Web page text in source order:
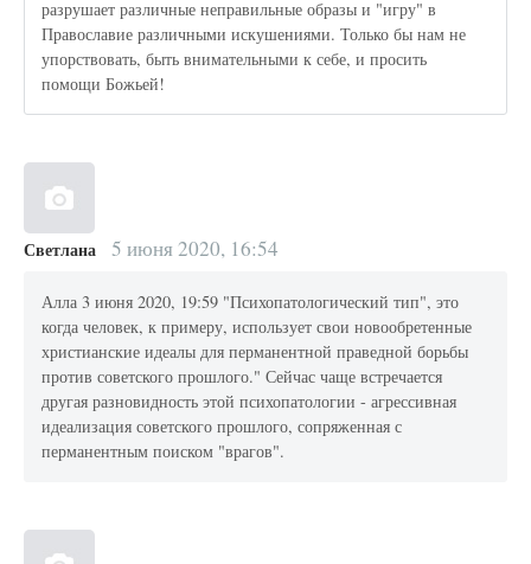
разрушает различные неправильные образы и "игру" в
Православие различными искушениями. Только бы нам не
упорствовать, быть внимательными к себе, и просить
помощи Божьей!
Светлана 5 июня 2020, 16:54
Алла 3 июня 2020, 19:59 "Психопатологический тип", это
когда человек, к примеру, использует свои новообретенные
христианские идеалы для перманентной праведной борьбы
против советского прошлого." Сейчас чаще встречается
другая разновидность этой психопатологии - агрессивная
идеализация советского прошлого, сопряженная с
перманентным поиском "врагов".